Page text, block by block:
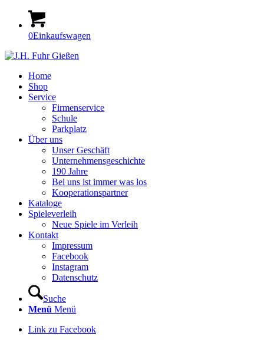
0Einkaufswagen
Home
Shop
Service
Firmenservice
Schule
Parkplatz
Über uns
Unser Geschäft
Unternehmensgeschichte
190 Jahre
Bei uns ist immer was los
Kooperationspartner
Kataloge
Spieleverleih
Neue Spiele im Verleih
Kontakt
Impressum
Facebook
Instagram
Datenschutz
Suche
Menü Menü
Link zu Facebook